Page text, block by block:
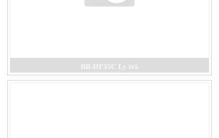
BB-HF35C Ly trà